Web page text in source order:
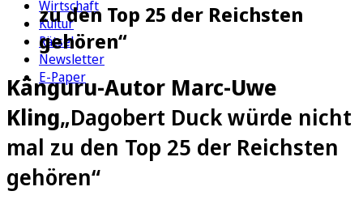
Wirtschaft
Kultur
Rätsel
Newsletter
E-Paper
zu den Top 25 der Reichsten
gehören“
Känguru-Autor Marc-Uwe
Kling„Dagobert Duck würde nicht
mal zu den Top 25 der Reichsten
gehören“